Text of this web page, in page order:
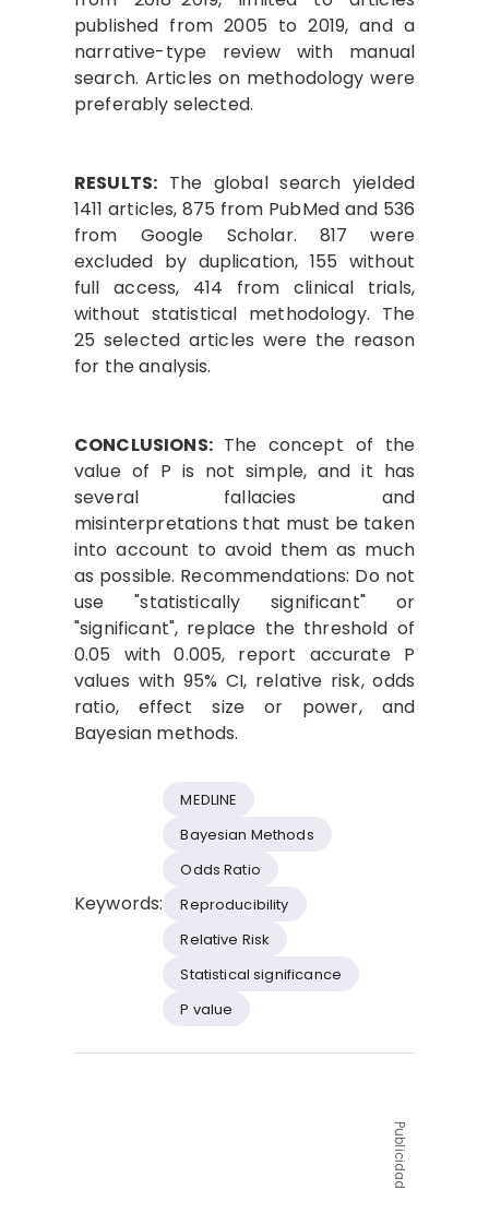
published from 2005 to 2019, and a
narrative-type review with manual
search. Articles on methodology were
preferably selected.
RESULTS: The global search yielded
1411 articles, 875 from PubMed and 536
from Google Scholar. 817 were
excluded by duplication, 155 without
full access, 414 from clinical trials,
without statistical methodology. The
25 selected articles were the reason
for the analysis.
CONCLUSIONS: The concept of the
value of P is not simple, and it has
several fallacies and
misinterpretations that must be taken
into account to avoid them as much
as possible. Recommendations: Do not
use "statistically significant" or
"significant", replace the threshold of
0.05 with 0.005, report accurate P
values ​​with 95% CI, relative risk, odds
ratio, effect size or power, and
Bayesian methods.
Keywords:
MEDLINE
Bayesian Methods
Odds Ratio
Reproducibility
Relative Risk
Statistical significance
P value
Publicidad